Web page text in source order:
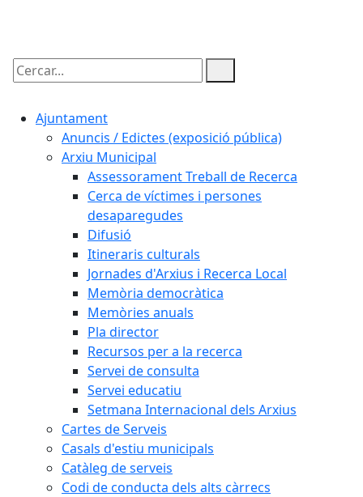
Cercar:
Ajuntament
Anuncis / Edictes (exposició pública)
Arxiu Municipal
Assessorament Treball de Recerca
Cerca de víctimes i persones
desaparegudes
Difusió
Itineraris culturals
Jornades d'Arxius i Recerca Local
Memòria democràtica
Memòries anuals
Pla director
Recursos per a la recerca
Servei de consulta
Servei educatiu
Setmana Internacional dels Arxius
Cartes de Serveis
Casals d'estiu municipals
Catàleg de serveis
Codi de conducta dels alts càrrecs